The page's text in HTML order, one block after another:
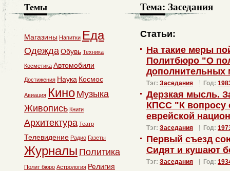
Тема: Заседания
Статьи:
На такие меры
Политбюро "О
дополнительных
Тэг: Заседания Год:
Дерзкая мысль.
КПСС "К вопросу
еврейской
Тэг: Заседания Год:
Первый съезд
Сидят и кушают
Тэг: Заседания Год:
Темы
Магазины Напитки Еда
ОдеждаОбувь Техника
Косметика Автомобили
Достижения Наука Космос
Авиация Кино Музыка
Живопись Книги
Архитектура Театр
Телевидение Радио Газеты
Журналы Политика
Полит бюро Астрология Религия